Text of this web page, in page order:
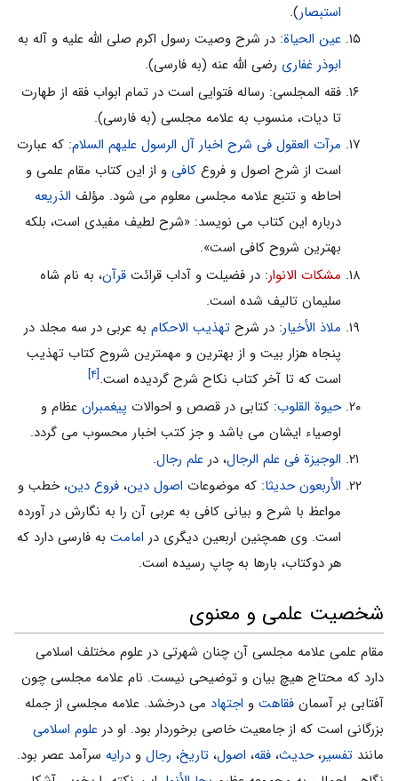
استبصار).
عین الحیاة: در شرح وصیت رسول اکرم صلی الله علیه و آله به
ابوذر غفاری رضی الله عنه (به فارسی).
فقه المجلسی: رساله فتوایی است در تمام ابواب فقه از طهارت
تا دیات، منسوب به علامه مجلسی (به فارسی).
مرآت العقول فی شرح اخبار آل الرسول علیهم السلام: که عبارت
است از شرح اصول و فروع کافیو از این کتاب مقام علمی و
احاطه و تتبع علامه مجلسی معلوم می شود. مؤلف الذریعه
درباره این کتاب می نویسد: «شرح لطیف مفیدی است، بلکه
بهترین شروح کافی است».
مشکات الانوار: در فضیلت و آداب قرائت قرآن، به نام شاه
سلیمان تالیف شده است.
ملاذ الأخیار: در شرح تهذیب الاحکامبه عربی در سه مجلد در
پنجاه هزار بیت و از بهترین و مهمترین شروح کتاب تهذیب
است که تا آخر کتاب نکاح شرح گردیده است.[۴]
حیوة القلوب: کتابی در قصص و احوالات پیغمبرانعظام و
اوصیاء ایشان می باشد و جز کتب اخبار محسوب می گردد.
الوجیزة فى علم الرجال، در علم رجال.
الأربعون حدیثا: که موضوعات اصول دین، فروع دین، خطب و
مواعظ با شرح و بیانی کافی به عربی آن را به نگارش در آورده
است. وی همچنین اربعین دیگری در امامتبه فارسی دارد که
هر دوکتاب، بارها به چاپ رسیده است.
شخصیت علمی و معنوى
مقام علمى علامه مجلسى آن چنان شهرتى در علوم مختلف اسلامى
دارد که محتاج هیچ بیان و توضیحى نیست. نام علامه مجلسى چون
آفتابى بر آسمان فقاهت و اجتهاد مى درخشد. علامه مجلسى از جمله
بزرگانى است که از جامعیت خاصى برخوردار بود. او در علوم اسلامى
مانند تفسیر،حدیث، فقه، اصول، تاریخ، رجال و درایه سرآمد عصر بود.